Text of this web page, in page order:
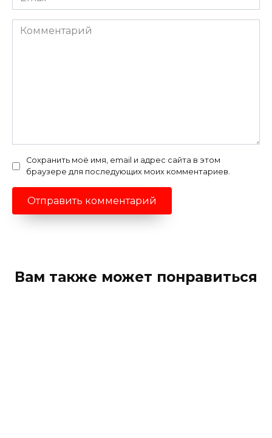
*
Комментарий
Сохранить моё имя, email и адрес сайта в этом
браузере для последующих моих комментариев.
Вам также может понравиться